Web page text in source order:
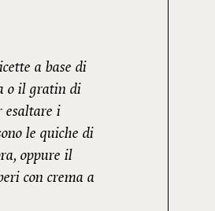
a base di
o il gratin di
esaltare i
le quiche di
oppure il
con crema a